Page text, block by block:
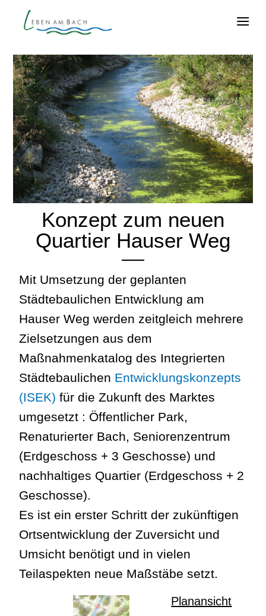
Konzept zum neuen
Quartier Hauser Weg
Mit Umsetzung der geplanten
Städtebaulichen Entwicklung am
Hauser Weg werden zeitgleich mehrere
Zielsetzungen aus dem
Maßnahmenkatalog des Integrierten
Städtebaulichen Entwicklungskonzepts
(ISEK) für die Zukunft des Marktes
umgesetzt : Öffentlicher Park,
Renaturierter Bach, Seniorenzentrum
(Erdgeschoss + 3 Geschosse) und
nachhaltiges Quartier (Erdgeschoss + 2
Geschosse).
Es ist ein erster Schritt der zukünftigen
Ortsentwicklung der Zuversicht und
Umsicht benötigt und in vielen
Teilaspekten neue Maßstäbe setzt.
Planansicht